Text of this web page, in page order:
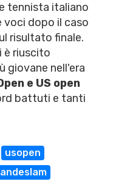
tennista italiano
dopo il caso
risultato finale.
è riuscito
giovane nell'era
e US open
battuti e tanti
usopen